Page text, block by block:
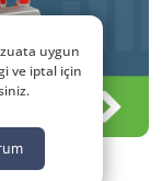
uygun
ve iptal için